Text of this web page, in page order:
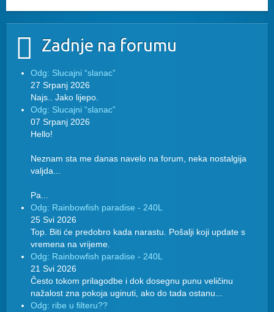
Zadnje na forumu
Odg: Slucajni “slanac”
27 Srpanj 2026
Najs.. Jako lijepo.
Odg: Slucajni “slanac”
07 Srpanj 2026
Hello!
Neznam sta me danas navelo na forum, neka nostalgija
valjda...
Pa...
Odg: Rainbowfish paradise - 240L
25 Svi 2026
Top. Biti će predobro kada narastu. Pošalji koji update s
vremena na vrijeme.
Odg: Rainbowfish paradise - 240L
21 Svi 2026
Često tokom prilagodbe i dok dosegnu punu veličinu
nažalost zna pokoja uginuti, ako do tada ostanu...
Odg: ribe u filteru??